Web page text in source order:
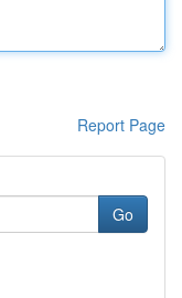
Report Page
Go